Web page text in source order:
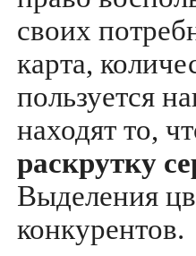
своих
карта,
пользуется
находят то,
раскрутку
Выделения
конкурентов.